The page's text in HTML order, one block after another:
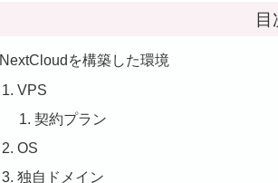
目
NextCloudを構築した環境
VPS
契約プラン
OS
独自ドメイン